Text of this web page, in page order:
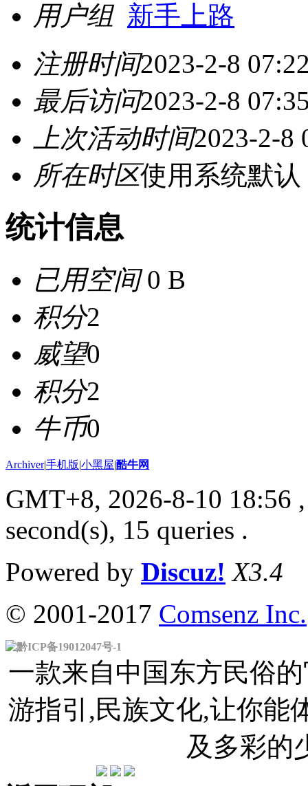
用户组 新手上路
注册时间2023-2-8
最后访问2023-2-8
上次活动时间2023-2-8
所在时区使用系统默认
统计信息
已用空间0 B
积分2
威望0
积分2
牛币0
Archiver|手机版|小黑屋|酷牛网
GMT+8, 2026-8-10 18:56
second(s), 15 queries .
Powered by Discuz! X3.4
© 2001-2017 Comsenz Inc.
黔ICP备19012047号-1
一款来自中国东方民俗
游指引,民族文化,让你能
及多彩的